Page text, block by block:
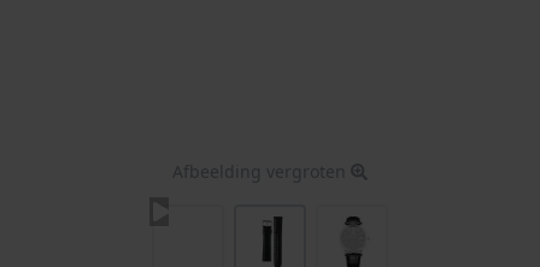
Afbeelding vergroten